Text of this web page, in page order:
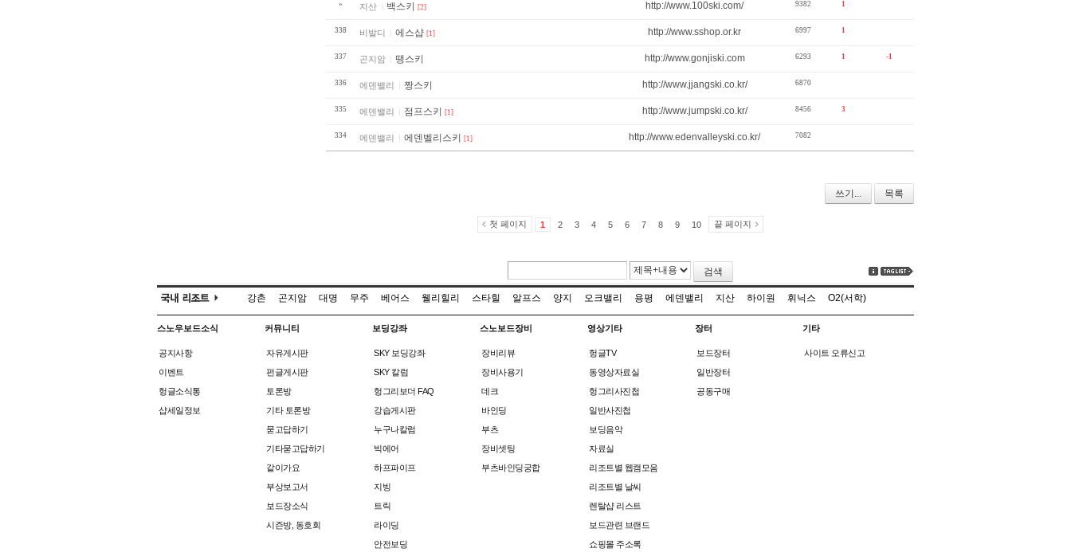
» 지산 백스키 [2] http://www.100ski.com/ 9382 1
338 비발디 에스샵 [1] http://www.sshop.or.kr 6997 1
337 곤지암 땡스키 http://www.gonjiski.com 6293 1 -1
336 에덴밸리 짱스키 http://www.jjangski.co.kr/ 6870
335 에덴밸리 점프스키 [1] http://www.jumpski.co.kr/ 8456 3
334 에덴밸리 에덴벨리스키 [1] http://www.edenvalleyski.co.kr/ 7082
쓰기... 목록
첫 페이지 1 2 3 4 5 6 7 8 9 10 끝 페이지
검색
강촌 곤지암 대명 무주 베어스 웰리힐리 스타힐 알프스 양지 오크밸리 용평 에덴밸리 지산 하이원 휘닉스 O2(서학)
스노우보드소식
공지사항
이벤트
헝글소식통
샵세일정보
커뮤니티
자유게시판
펀글게시판
토론방
기타 토론방
묻고답하기
기타묻고답하기
같이가요
부상보고서
보드장소식
시즌방, 동호회
보딩강좌
SKY 보딩강좌
SKY 칼럼
헝그리보더 FAQ
강습게시판
누구나칼럼
빅에어
하프파이프
지빙
트릭
라이딩
안전보딩
스노보드장비
장비리뷰
장비사용기
데크
바인딩
부츠
장비셋팅
부츠바인딩궁합
영상기타
헝글TV
동영상자료실
헝그리사진첩
일반사진첩
보딩음악
자료실
리조트별 웹캠모음
리조트별 날씨
렌탈샵 리스트
보드관련 브랜드
쇼핑몰 주소록
장터
보드장터
일반장터
공동구매
기타
사이트 오류신고